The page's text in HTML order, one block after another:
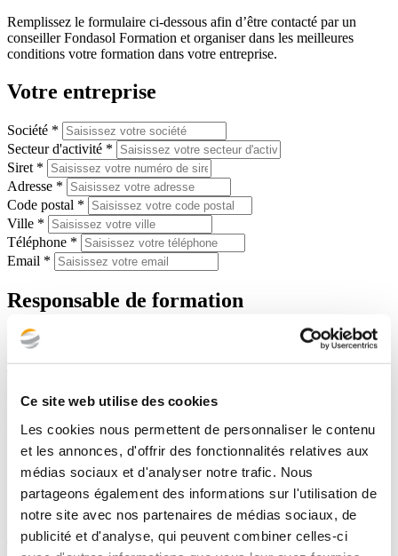
Ce site web utilise des cookies
Les cookies nous permettent de personnaliser le contenu
et les annonces, d'offrir des fonctionnalités relatives aux
médias sociaux et d'analyser notre trafic. Nous
partageons également des informations sur l'utilisation de
notre site avec nos partenaires de médias sociaux, de
publicité et d'analyse, qui peuvent combiner celles-ci
Remplissez le formulaire ci-dessous afin d’être contacté par un
conseiller Fondasol Formation et organiser dans les meilleures
conditions votre formation dans votre entreprise.
Votre entreprise
Société *
Secteur d'activité *
Siret *
Adresse *
Code postal *
Ville *
Téléphone *
Email *
Responsable de formation
Nom *
Email *
Formation(s) demandée(s)
Description succincte de vos besoins ou de vos attentes en formation
En soumettant ce formulaire, j'accepte la charte relative aux
données personnelles et que les informations saisies soient traitées